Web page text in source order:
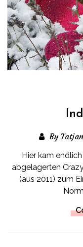
By
Hier kam
abgelagerten
(aus 2011) zum